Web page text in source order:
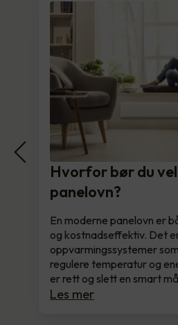
Hvorfor bør du
panelovn?
En moderne panelovn er
og kostnadseffektiv. Det
oppvarmingssystemer
regulere temperatur og
er rett og slett en smart
Les mer